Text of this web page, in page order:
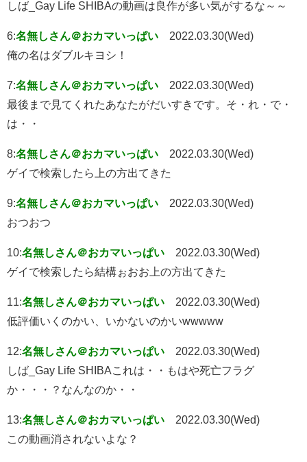
しば_Gay Life SHIBAの動画は良作が多い気がするな～～
6:名無しさん＠おカマいっぱい
2022.03.30(Wed)
俺の名はダブルキヨシ！
7:名無しさん＠おカマいっぱい
2022.03.30(Wed)
最後まで見てくれたあなたがだいすきです。そ・れ・で・
は・・
8:名無しさん＠おカマいっぱい
2022.03.30(Wed)
ゲイで検索したら上の方出てきた
9:名無しさん＠おカマいっぱい
2022.03.30(Wed)
おつおつ
10:名無しさん＠おカマいっぱい
2022.03.30(Wed)
ゲイで検索したら結構ぉおお上の方出てきた
11:名無しさん＠おカマいっぱい
2022.03.30(Wed)
低評価いくのかい、いかないのかいwwwww
12:名無しさん＠おカマいっぱい
2022.03.30(Wed)
しば_Gay Life SHIBAこれは・・もはや死亡フラグ
か・・・？なんなのか・・
13:名無しさん＠おカマいっぱい
2022.03.30(Wed)
この動画消されないよな？